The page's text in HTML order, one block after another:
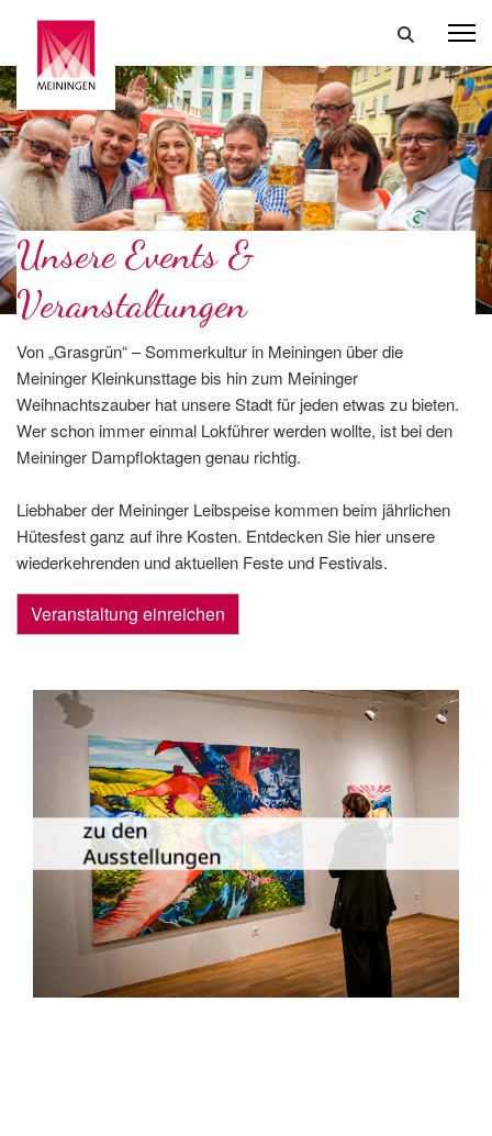
Unsere Events &
Veranstaltungen
Von „Grasgrün“ – Sommerkultur in Meiningen über die
Meininger Kleinkunsttage bis hin zum Meininger
Weihnachtszauber hat unsere Stadt für jeden etwas zu bieten.
Wer schon immer einmal Lokführer werden wollte, ist bei den
Meininger Dampfloktagen genau richtig.
Liebhaber der Meininger Leibspeise kommen beim jährlichen
Hütesfest ganz auf ihre Kosten. Entdecken Sie hier unsere
wiederkehrenden und aktuellen Feste und Festivals.
Veranstaltung einreichen
zu den
Ausstellungen
Die Dauer­ausstellungen in Meiningen
und Umgebung als Übersicht.
zu den Ausstellungen